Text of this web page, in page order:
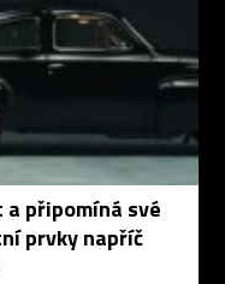
připomíná své
prvky napříč